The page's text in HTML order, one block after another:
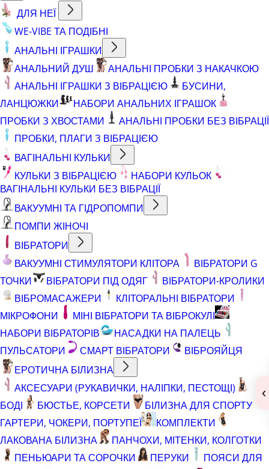
ДЛЯ НЕЇ
WE-VIBE ТА ПОДІБНІ
АНАЛЬНІ ІГРАШКИ
АНАЛЬНИЙ ДУШ
АНАЛЬНІ ПРОБКИ З НАКАЧКОЮ
АНАЛЬНІ ІГРАШКИ З ВІБРАЦІЄЮ
БУСИНИ,
ЛАНЦЮЖКИ
НАБОРИ АНАЛЬНИХ ІГРАШОК
ПРОБКИ З ХВОСТАМИ
АНАЛЬНІ ПРОБКИ БЕЗ ВІБРАЦІЇ
ПРОБКИ, ПЛАГИ З ВІБРАЦІЄЮ
ВАГІНАЛЬНІ КУЛЬКИ
КУЛЬКИ З ВІБРАЦІЄЮ
НАБОРИ КУЛЬОК
ВАГІНАЛЬНІ КУЛЬКИ БЕЗ ВІБРАЦІЇ
ВАКУУМНІ ТА ГІДРОПОМПИ
ПОМПИ ЖІНОЧІ
ВІБРАТОРИ
ВАКУУМНІ СТИМУЛЯТОРИ КЛІТОРА
ВІБРАТОРИ G
ТОЧКИ
ВІБРАТОРИ ПІД ОДЯГ
ВІБРАТОРИ-КРОЛИКИ
ВІБРОМАСАЖЕРИ
КЛІТОРАЛЬНІ ВІБРАТОРИ
МІКРОФОНИ
МІНІ ВІБРАТОРИ ТА ВІБРОКУЛІ
НАБОРИ ВІБРАТОРІВ
НАСАДКИ НА ПАЛЕЦЬ
ПУЛЬСАТОРИ
СМАРТ ВІБРАТОРИ
ВІБРОЯЙЦЯ
ЕРОТИЧНА БІЛИЗНА
АКСЕСУАРИ (РУКАВИЧКИ, НАЛІПКИ, ПЕСТОЩІ)
БОДІ
БЮСТЬЕ, КОРСЕТИ
БІЛИЗНА ДЛЯ СПОРТУ
ГАРТЕРИ, ЧОКЕРИ, ПОРТУПЕЇ
КОМПЛЕКТИ
ЛАКОВАНА БІЛИЗНА
ПАНЧОХИ, МІТЕНКИ, КОЛГОТКИ
ПЕНЬЮАРИ ТА СОРОЧКИ
ПЕРУКИ
ПОЯСИ ДЛЯ
‹